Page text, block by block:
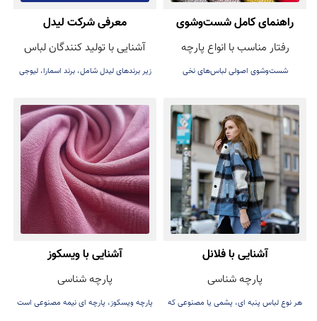
راهنمای کامل شست‌وشوی
لباس‌های نخی
رفتار مناسب با انواع پارچه
شست‌وشوی اصولی لباس‌های نخی
معرفی شرکت لیدل
آشنایی با تولید کنندگان لباس
زیر برندهای لیدل شامل، برند اسمارا، لیوجی
آشنایی با فلانل
پارچه شناسی
هر نوع لباس پنبه ای، پشمی یا مصنوعی که
آشنایی با ویسکوز
پارچه شناسی
پارچه ویسکوز، پارچه ای نیمه مصنوعی است